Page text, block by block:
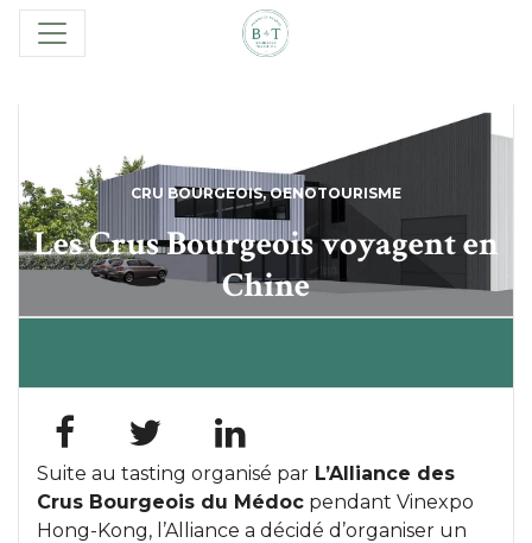
CRU BOURGEOIS,OENOTOURISME
Les Crus Bourgeois voyagent en
Chine
Suite au tasting organisé par L’Alliance des
Crus Bourgeois du Médoc pendant Vinexpo
Hong-Kong, l’Alliance a décidé d’organiser un